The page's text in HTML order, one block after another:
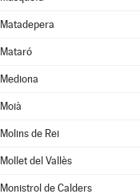
Matadepera
Mataró
Mediona
Moià
Molins de Rei
Mollet del Vallès
Monistrol de Calders